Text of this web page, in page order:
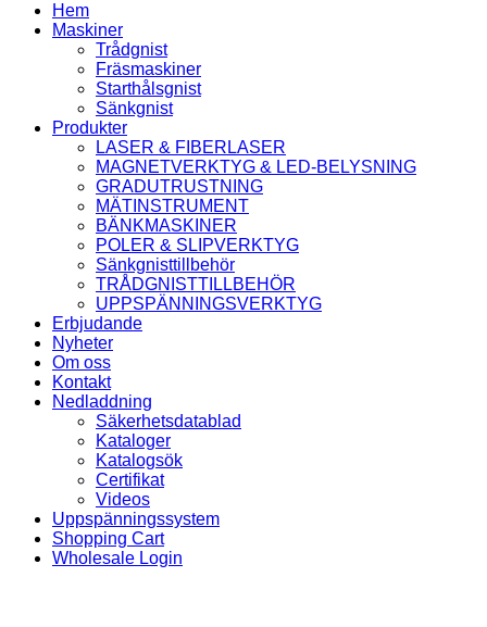
Hem
Maskiner
Trådgnist
Fräsmaskiner
Starthålsgnist
Sänkgnist
Produkter
LASER & FIBERLASER
MAGNETVERKTYG & LED-BELYSNING
GRADUTRUSTNING
MÄTINSTRUMENT
BÄNKMASKINER
POLER & SLIPVERKTYG
Sänkgnisttillbehör
TRÅDGNISTTILLBEHÖR
UPPSPÄNNINGSVERKTYG
Erbjudande
Nyheter
Om oss
Kontakt
Nedladdning
Säkerhetsdatablad
Kataloger
Katalogsök
Certifikat
Videos
Uppspänningssystem
Shopping Cart
Wholesale Login